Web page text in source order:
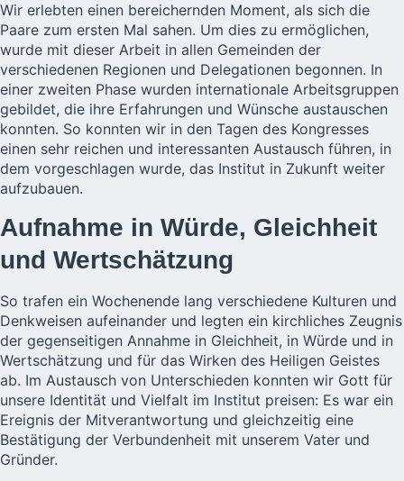
Wir erlebten einen bereichernden Moment, als sich die
Paare zum ersten Mal sahen. Um dies zu ermöglichen,
wurde mit dieser Arbeit in allen Gemeinden der
verschiedenen Regionen und Delegationen begonnen. In
einer zweiten Phase wurden internationale Arbeitsgruppen
gebildet, die ihre Erfahrungen und Wünsche austauschen
konnten. So konnten wir in den Tagen des Kongresses
einen sehr reichen und interessanten Austausch führen, in
dem vorgeschlagen wurde, das Institut in Zukunft weiter
aufzubauen.
Aufnahme in Würde, Gleichheit
und Wertschätzung
So trafen ein Wochenende lang verschiedene Kulturen und
Denkweisen aufeinander und legten ein kirchliches Zeugnis
der gegenseitigen Annahme in Gleichheit, in Würde und in
Wertschätzung und für das Wirken des Heiligen Geistes
ab. Im Austausch von Unterschieden konnten wir Gott für
unsere Identität und Vielfalt im Institut preisen: Es war ein
Ereignis der Mitverantwortung und gleichzeitig eine
Bestätigung der Verbundenheit mit unserem Vater und
Gründer.